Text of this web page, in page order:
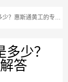
惠斯通黄工的专业解答
少？
答